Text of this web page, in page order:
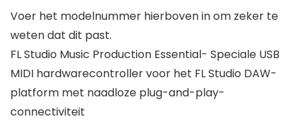
Voer het modelnummer hierboven in om zeker te
weten dat dit past.
FL Studio Music Production Essential- Speciale USB
MIDI hardwarecontroller voor het FL Studio DAW-
platform met naadloze plug-and-play-
connectiviteit